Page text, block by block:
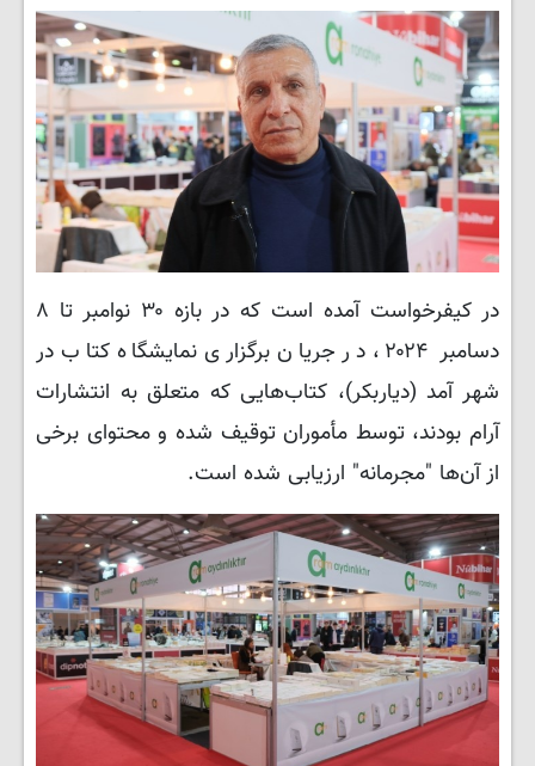
در کیفرخواست آمده است که در بازه ۳۰ نوامبر تا ۸
دسامبر ۲۰۲۴، در جریان برگزاری نمایشگاه کتاب در
شهر آمد (دیاربکر)، کتاب‌هایی که متعلق به انتشارات
آرام بودند، توسط مأموران توقیف شده و محتوای برخی
از آن‌ها "مجرمانه" ارزیابی شده است.